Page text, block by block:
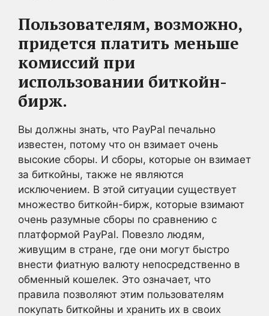
Пользователям, возможно,
придется платить меньше
комиссий при
использовании биткойн-
бирж.
Вы должны знать, что PayPal печально
известен, потому что он взимает очень
высокие сборы. И сборы, которые он взимает
за биткойны, также не являются
исключением. В этой ситуации существует
множество биткойн-бирж, которые взимают
очень разумные сборы по сравнению с
платформой PayPal. Повезло людям,
живущим в стране, где они могут быстро
внести фиатную валюту непосредственно в
обменный кошелек. Это означает, что
правила позволяют этим пользователям
покупать биткойны и хранить их в своих